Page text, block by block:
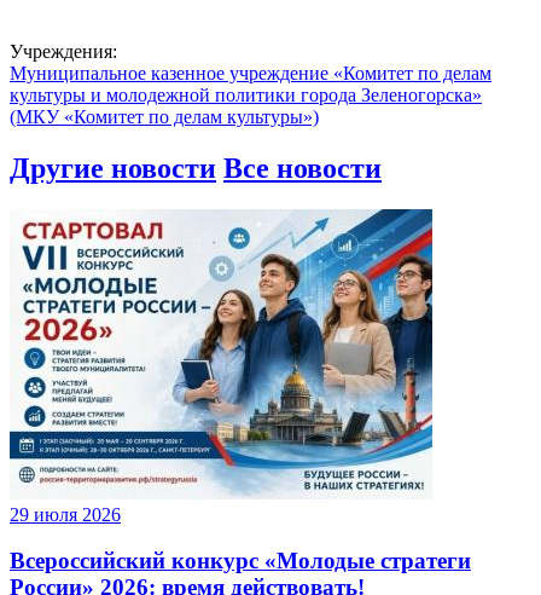
Учреждения:
Муниципальное казенное учреждение «Комитет по делам
культуры и молодежной политики города Зеленогорска»
(МКУ «Комитет по делам культуры»)
Другие новости Все новости
29 июля 2026
Всероссийский конкурс «Молодые стратеги
России» 2026: время действовать!